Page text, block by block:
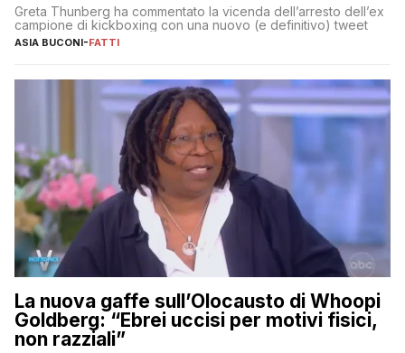
Greta Thunberg ha commentato la vicenda dell’arresto dell’ex
campione di kickboxing con una nuovo (e definitivo) tweet
ASIA BUCONI-FATTI
La nuova gaffe sull’Olocausto di Whoopi
Goldberg: “Ebrei uccisi per motivi fisici,
non razziali”